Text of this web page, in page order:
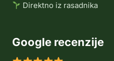
Direktno iz rasadnika
Google recenzije